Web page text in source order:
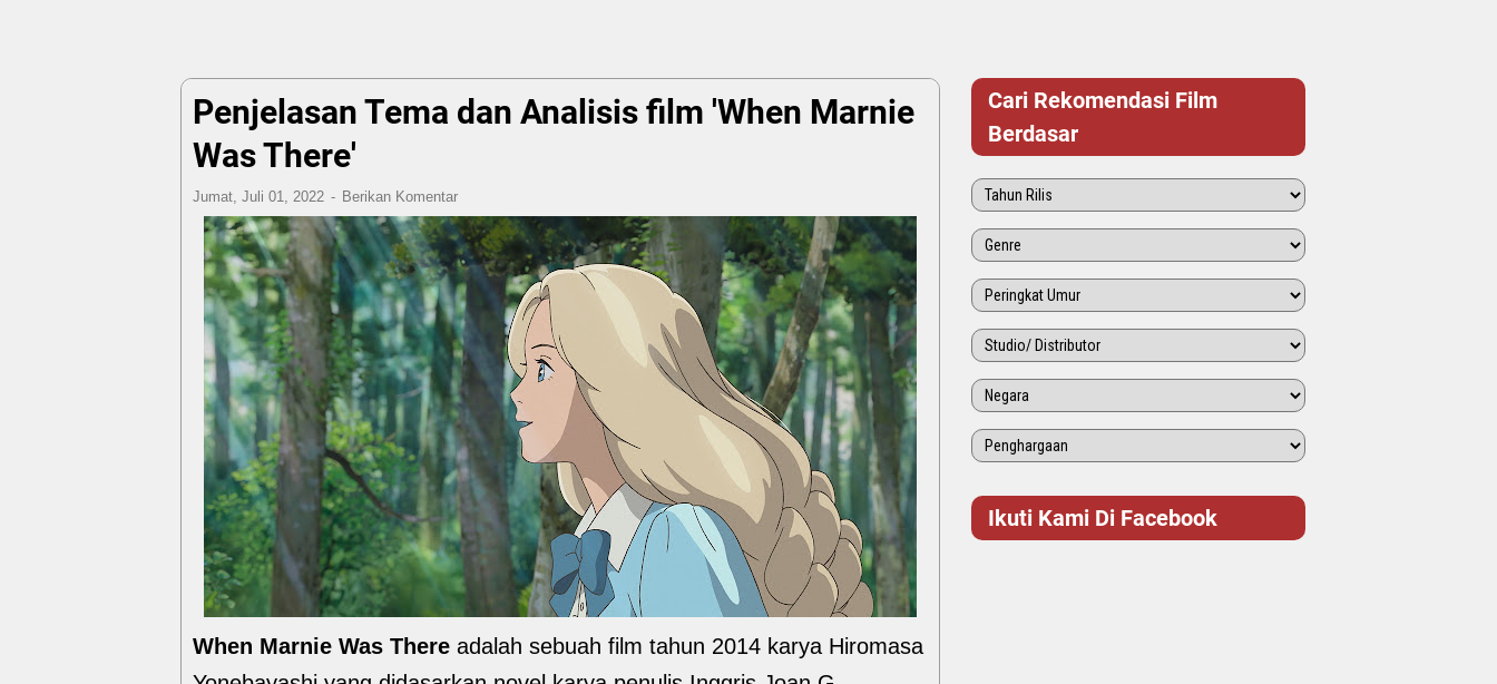
Penjelasan Tema dan Analisis film 'When Marnie
Was There'
Jumat, Juli 01, 2022 Berikan Komentar
When Marnie Was There adalah sebuah film tahun 2014 karya Hiromasa
Cari Rekomendasi Film
Berdasar
Ikuti Kami Di Facebook